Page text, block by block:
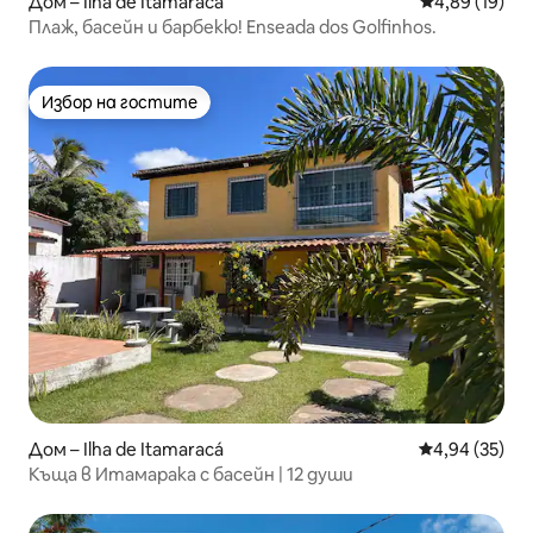
Плаж, басейн и барбекю! Enseada dos Golfinhos.
Избор на гостите
Избор на гостите
Дом – Ilha de Itamaracá Средна
4,94 (35)
Къща в Итамарака с басейн | 12 души